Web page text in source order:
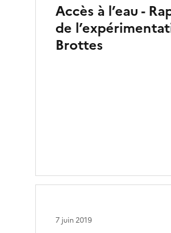
Accès à l’eau -
de
Brottes
7 juin 2019